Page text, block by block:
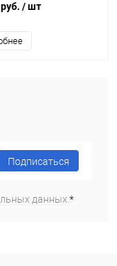
/ шт
Подписаться
данных.*